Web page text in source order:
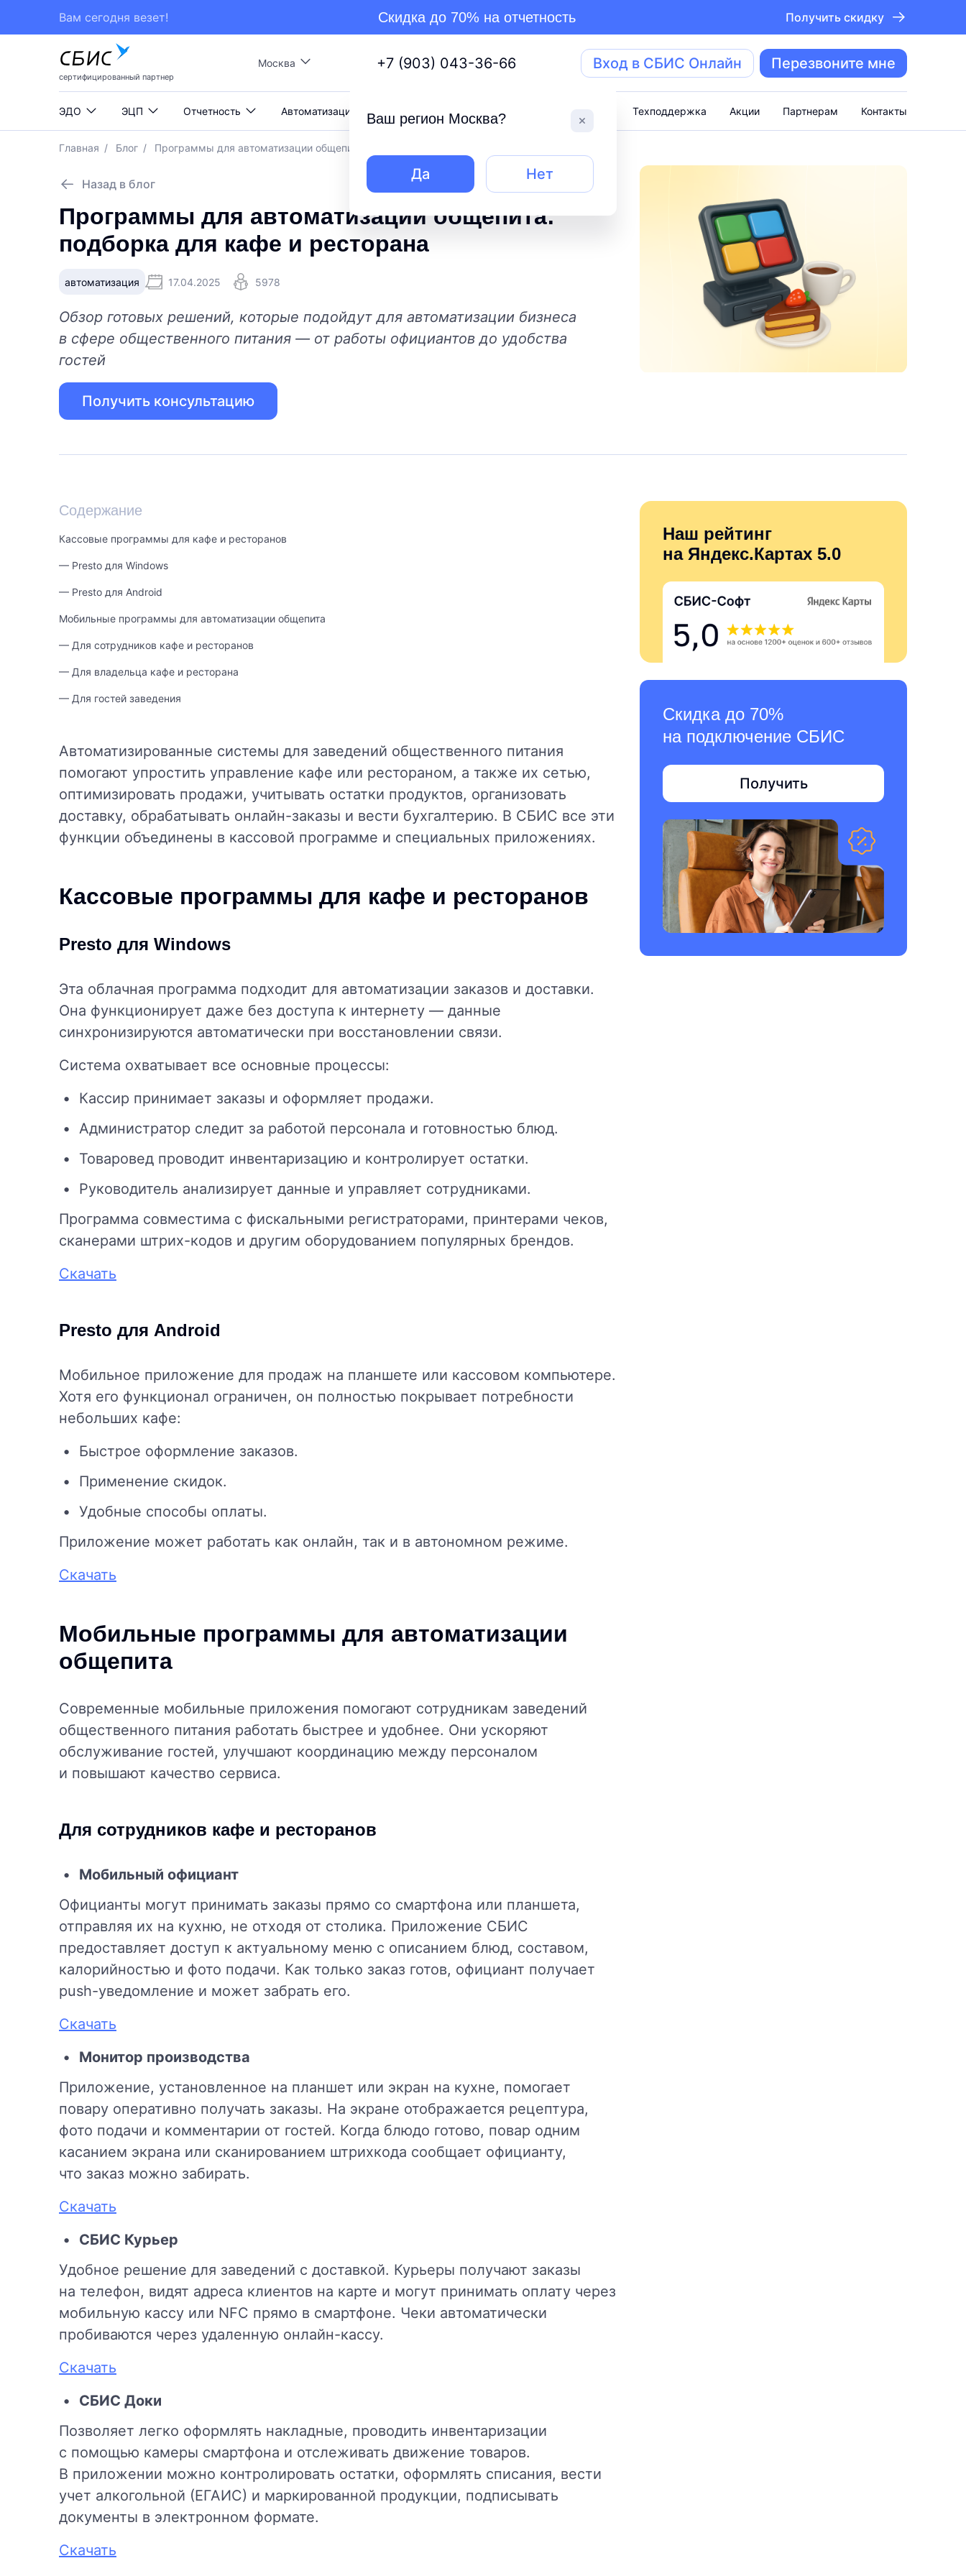
Вам сегодня везет! Скидка до 70% на отчетность Получить скидку
сертифицированный партнер
Москва +7 (903) 043-36-66 Вход в СБИС Онлайн Перезвоните мне
ЭДО ЭЦП Отчетность Автоматизация бизнеса Торги Техподдержка Акции Партнерам Контакты
Главная / Блог / Программы для автоматизации общепита: подборка для кафе и ресторана
Назад в блог
Программы для автоматизации общепита:
подборка для кафе и ресторана
автоматизация 17.04.2025 5978
Обзор готовых решений, которые подойдут для автоматизации бизнеса
в сфере общественного питания — от работы официантов до удобства
гостей
Получить консультацию
Содержание
Кассовые программы для кафе и ресторанов
— Presto для Windows
— Presto для Android
Мобильные программы для автоматизации общепита
— Для сотрудников кафе и ресторанов
— Для владельца кафе и ресторана
— Для гостей заведения
Автоматизированные системы для заведений общественного питания
помогают упростить управление кафе или рестораном, а также их сетью,
оптимизировать продажи, учитывать остатки продуктов, организовать
доставку, обрабатывать онлайн-заказы и вести бухгалтерию. В СБИС все эти
функции объединены в кассовой программе и специальных приложениях.
Кассовые программы для кафе и ресторанов
Presto для Windows
Эта облачная программа подходит для автоматизации заказов и доставки.
Она функционирует даже без доступа к интернету — данные
синхронизируются автоматически при восстановлении связи.
Система охватывает все основные процессы:
Кассир принимает заказы и оформляет продажи.
Администратор следит за работой персонала и готовностью блюд.
Товаровед проводит инвентаризацию и контролирует остатки.
Руководитель анализирует данные и управляет сотрудниками.
Программа совместима с фискальными регистраторами, принтерами чеков,
сканерами штрих-кодов и другим оборудованием популярных брендов.
Скачать
Presto для Android
Мобильное приложение для продаж на планшете или кассовом компьютере.
Хотя его функционал ограничен, он полностью покрывает потребности
небольших кафе:
Быстрое оформление заказов.
Применение скидок.
Удобные способы оплаты.
Приложение может работать как онлайн, так и в автономном режиме.
Скачать
Мобильные программы для автоматизации
общепита
Современные мобильные приложения помогают сотрудникам заведений
общественного питания работать быстрее и удобнее. Они ускоряют
обслуживание гостей, улучшают координацию между персоналом
и повышают качество сервиса.
Для сотрудников кафе и ресторанов
Мобильный официант
Официанты могут принимать заказы прямо со смартфона или планшета,
отправляя их на кухню, не отходя от столика. Приложение СБИС
предоставляет доступ к актуальному меню с описанием блюд, составом,
калорийностью и фото подачи. Как только заказ готов, официант получает
push-уведомление и может забрать его.
Скачать
Монитор производства
Приложение, установленное на планшет или экран на кухне, помогает
повару оперативно получать заказы. На экране отображается рецептура,
фото подачи и комментарии от гостей. Когда блюдо готово, повар одним
касанием экрана или сканированием штрихкода сообщает официанту,
что заказ можно забирать.
Скачать
СБИС Курьер
Удобное решение для заведений с доставкой. Курьеры получают заказы
на телефон, видят адреса клиентов на карте и могут принимать оплату через
мобильную кассу или NFC прямо в смартфоне. Чеки автоматически
пробиваются через удаленную онлайн-кассу.
Скачать
СБИС Доки
Позволяет легко оформлять накладные, проводить инвентаризации
с помощью камеры смартфона и отслеживать движение товаров.
В приложении можно контролировать остатки, оформлять списания, вести
учет алкогольной (ЕГАИС) и маркированной продукции, подписывать
документы в электронном формате.
Скачать
Наш рейтинг
на Яндекс.Картах 5.0
Скидка до 70%
на подключение СБИС
Получить
Ваш регион Москва?
Да Нет